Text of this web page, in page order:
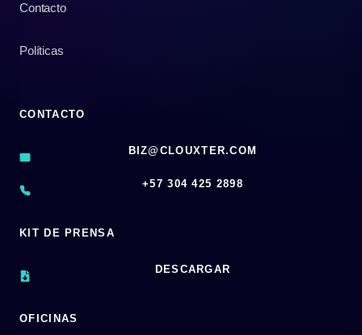
Contacto
Políticas
CONTACTO
BIZ@CLOUXTER.COM
‪+57 304 425 2898
KIT DE PRENSA
DESCARGAR
OFICINAS